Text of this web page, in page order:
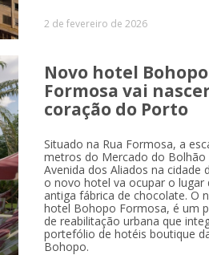
2 de fevereiro de 2026
Novo hotel Bohopo
Formosa vai
coração do Porto
Situado na Rua Formosa, a
metros do Mercado do Bolhão
Avenida dos Aliados na cidade
o novo hotel va ocupar o lugar
antiga fábrica de chocolate. O
hotel Bohopo Formosa, é um
de reabilitação urbana que
portefólio de hotéis boutique
Bohopo.